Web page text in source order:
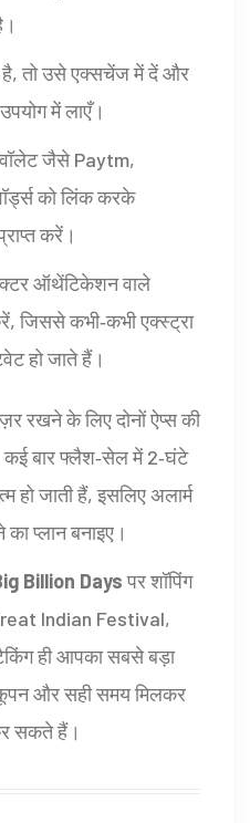
है, तो उसे एक्सचेंज में दें और
में लाएँ।
जैसे Paytm,
को लिंक करके
करें।
ऑथेंटिकेशन वाले
जिससे कभी‑कभी एक्स्ट्रा
हो जाते हैं।
रखने के लिए दोनों ऐप्स की
बार फ्लैश‑सेल में 2‑घंटे
हो जाती हैं, इसलिए अलार्म
प्लान बनाइए।
Billion Daysपर शॉपिंग
Indian Festival,
ही आपका सबसे बड़ा
कूपन और सही समय मिलकर
सकते हैं।